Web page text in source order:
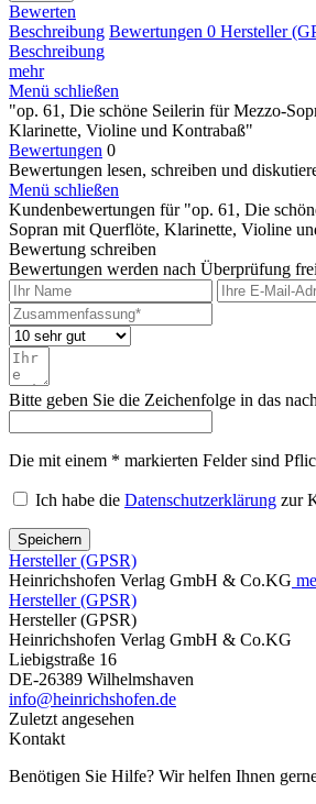
Bewerten
Beschreibung Bewertungen 0 Hersteller
Beschreibung
mehr
Menü schließen
"op. 61, Die schöne Seilerin für Mezzo-
Klarinette, Violine und Kontrabaß"
Bewertungen 0
Bewertungen lesen, schreiben und
Menü schließen
Kundenbewertungen für "op. 61, Die
Sopran mit Querflöte, Klarinette, Violine
Bewertung schreiben
Bewertungen werden nach Überprüfung
Bitte geben Sie die Zeichenfolge in das
Die mit einem * markierten Felder sind
Ich habe die Datenschutzerklärung zur
Speichern
Hersteller (GPSR)
Heinrichshofen Verlag GmbH & Co.KG
Hersteller (GPSR)
Hersteller (GPSR)
Heinrichshofen Verlag GmbH & Co.KG
Liebigstraße 16
DE-26389 Wilhelmshaven
info@heinrichshofen.de
Zuletzt angesehen
Kontakt
Benötigen Sie Hilfe? Wir helfen Ihnen